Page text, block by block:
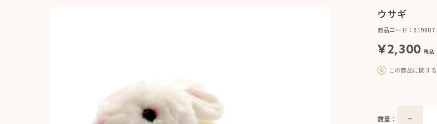
ウサギ
商品コード：519807
¥2,300 税込
この商品に関す
数量：